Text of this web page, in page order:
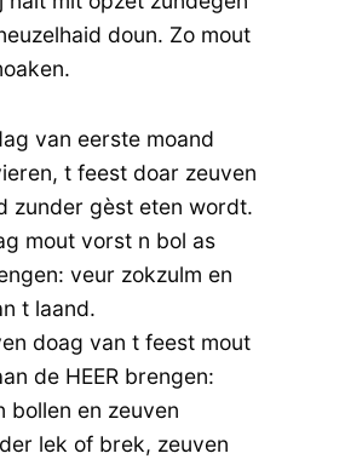
doun. Zo mout
van eerste moand
t feest doar zeuven
zunder gèst eten wordt.
mout vorst n bol as
veur zokzulm en
t laand.
doag van t feest mout
de HEER brengen:
bollen en zeuven
lek of brek, zeuven